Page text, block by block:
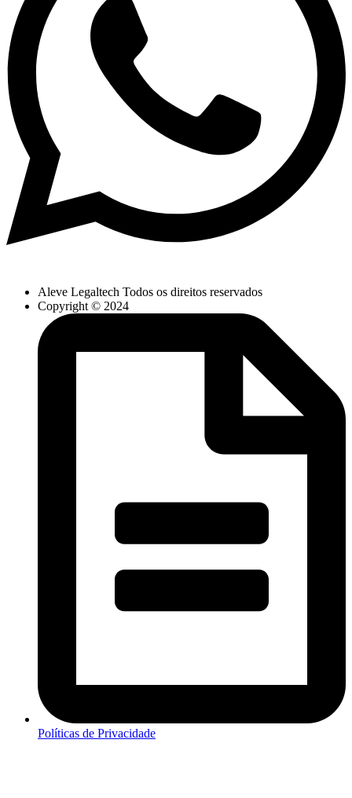
Aleve Legaltech Todos os direitos reservados
Copyright © 2024
Políticas de Privacidade